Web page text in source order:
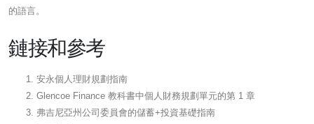
的語言。
鏈接和參考
安永個人理財規劃指南
Glencoe Finance 教科書中個人財務規劃單元的第 1 章
弗吉尼亞州公司委員會的儲蓄+投資基礎指南